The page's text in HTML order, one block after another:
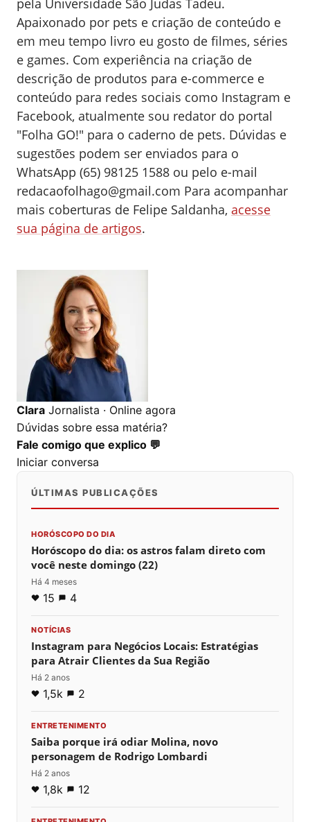
Apaixonado por pets e criação de conteúdo e
em meu tempo livro eu gosto de filmes, séries
e games. Com experiência na criação de
descrição de produtos para e-commerce e
conteúdo para redes sociais como Instagram e
Facebook, atualmente sou redator do portal
"Folha GO!" para o caderno de pets. Dúvidas e
sugestões podem ser enviados para o
WhatsApp (65) 98125 1588 ou pelo e-mail
redacaofolhago@gmail.com Para acompanhar
mais coberturas de Felipe Saldanha, acesse
sua página de artigos.
Clara Jornalista · Online agora
Dúvidas sobre essa matéria?
Fale comigo que explico 💬
Iniciar conversa
ÚLTIMAS PUBLICAÇÕES
HORÓSCOPO DO DIA
Horóscopo do dia: os astros falam direto com
você neste domingo (22)
Há 4 meses
15 4
NOTÍCIAS
Instagram para Negócios Locais: Estratégias
para Atrair Clientes da Sua Região
Há 2 anos
1,5k 2
ENTRETENIMENTO
Saiba porque irá odiar Molina, novo
personagem de Rodrigo Lombardi
Há 2 anos
1,8k 12